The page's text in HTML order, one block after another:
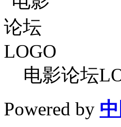
电影论坛
Powered by